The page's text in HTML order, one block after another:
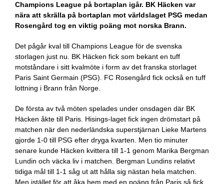
Champions League på bortaplan igår. BK Häcken var
nära att skrälla på bortaplan mot världslaget PSG medan
Rosengård tog en viktig poäng mot norska Brann.
Det pågår kval till Champions League för de svenska
storlagen just nu. BK Häcken fick som bekant en tuff
motståndare i sitt kvalmöte i form av det franska storlaget
Paris Saint Germain (PSG). FC Rosengård fick också en tuff
lottning i Brann från Norge.
De första av två möten spelades under onsdagen där BK
Häcken åkte till Paris. Hisings-laget fick ingen drömstart på
matchen när den nederländska superstjärnan Lieke Martens
gjorde 1-0 till PSG efter dryga kvarten. Men tio minuter
senare kunde Häcken kvittera till 1-1 genom Marika Bergman
Lundin och väcka liv i matchen. Bergman Lundins relativt
tidiga mål till 1-1 såg ut att hålla sig nästan hela matchen.
Men istället för att åka hem med en poäng från Paris så fick